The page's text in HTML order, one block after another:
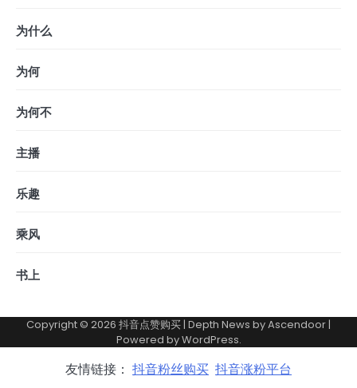
为什么
为何
为何不
主播
乐趣
乘风
书上
Copyright © 2026 抖音点赞购买| Depth News byAscendoor|
Powered byWordPress.
友情链接： 抖音粉丝购买 抖音涨粉平台